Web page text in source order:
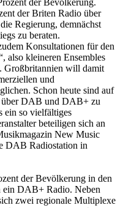
der Briten Radio über
Regierung, demnächst
zu beraten.
Konsultationen für den
also kleineren Ensembles
Großbritannien will damit
und
Schon heute sind auf
über DAB und DAB+ zu
ein so vielfältiges
beteiligen sich an
New Music
DAB Radiostation in
der Bevölkerung in den
ein DAB+ Radio. Neben
zwei regionale Multiplexe